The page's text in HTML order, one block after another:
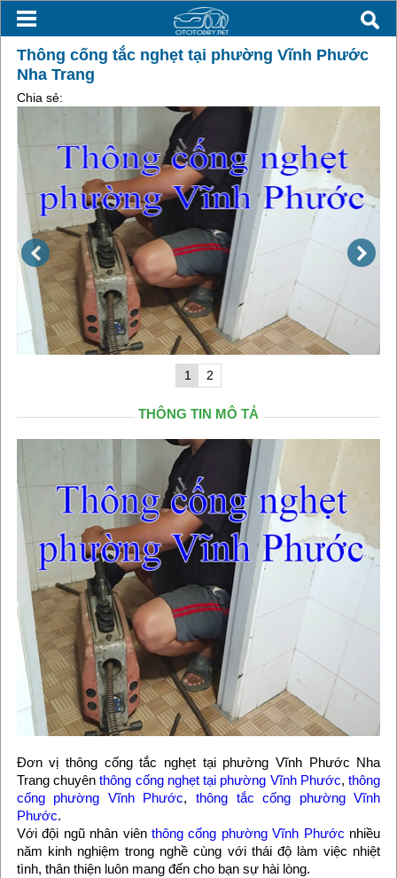
Thông cống tắc nghẹt tại phường Vĩnh Phước
Nha Trang
Chia sẻ:
1 2
THÔNG TIN MÔ TẢ
Đơn vị thông cống tắc nghẹt tại phường Vĩnh Phước Nha
Trang chuyênthông cống nghẹt tại phường Vĩnh Phước,thông
cống phường Vĩnh Phước,thông tắc cống phường Vĩnh
Phước.
Với đội ngũ nhân viên thông cống phường Vĩnh Phước nhiều
năm kinh nghiệm trong nghề cùng với thái độ làm việc nhiệt
tình, thân thiện luôn mang đến cho bạn sự hài lòng.